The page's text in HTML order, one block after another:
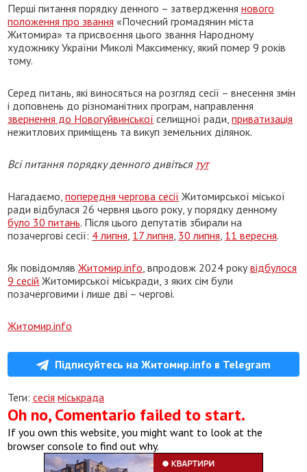
Перші питання порядку денного – затвердженнянового
положення про звання «Почесний громадянин міста
Житомира» та присвоєння цього звання Народному
художнику України Миколі Максименку, який помер 9 років
тому.
Серед питань, які виносяться на розгляд сесії – внесення змін
і доповнень до різноманітних програм, направлення
звернення до Новогуйвинської селищної ради,приватизація
нежитлових приміщень та викуп земельних ділянок.
Всі питання порядку денного дивіться тут
Нагадаємо,попередня чергова сесії Житомирської міської
ради відбулася 26 червня цього року, у порядку денному
було 30 питань. Після цього депутатів збирали на
позачергові сесії: 4 липня 17 липня 30 липня 11 вересня.
Як повідомлявЖитомир.info , впродовж 2024 рокувідбулося
9 сесій Житомирської міськради, з яких сім були
позачерговими і лише дві – чергові.
Житомир.info
Підписуйтесь на Житомир.info в Telegram
Теги:сесія міськрада
Oh no, Comentario failed to start.
If you own this website, you might want to look at the
browser console to find out why.